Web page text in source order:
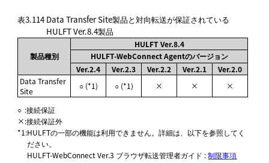
表3.114 Data Transfer Site製品と対向転送が保証されている
HULFT Ver.8.4製品
製品種別
HULFT Ver.8.4
HULFT-WebConnect Agentのバージョン
Ver.2.4
Ver.2.3 Ver.2.2 Ver.2.1
Ver.2.0
Data Transfer
Site
○ (*1) ○ (*1) × × ×
○ :接続保証
×:接続保証外
*1:HULFTの一部の機能は利用できません。詳細は、以下を参照してく
ださい。
HULFT-WebConnect Ver.3 ブラウザ転送管理者ガイド :制限事項